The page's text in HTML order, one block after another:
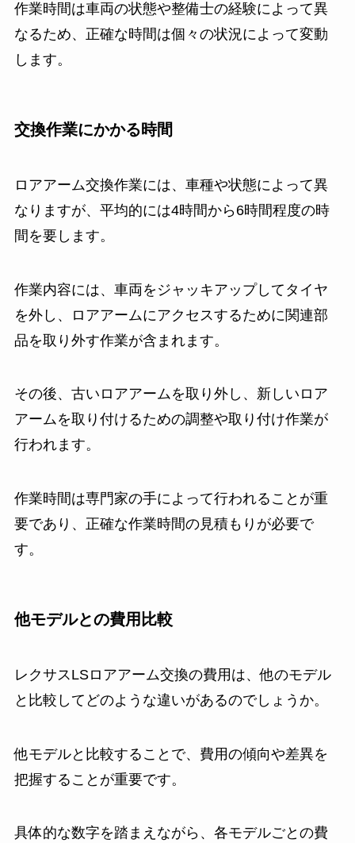
作業時間は車両の状態や整備士の経験によって異
なるため、正確な時間は個々の状況によって変動
します。
交換作業にかかる時間
ロアアーム交換作業には、車種や状態によって異
なりますが、平均的には4時間から6時間程度の時
間を要します。
作業内容には、車両をジャッキアップしてタイヤ
を外し、ロアアームにアクセスするために関連部
品を取り外す作業が含まれます。
その後、古いロアアームを取り外し、新しいロア
アームを取り付けるための調整や取り付け作業が
行われます。
作業時間は専門家の手によって行われることが重
要であり、正確な作業時間の見積もりが必要で
す。
他モデルとの費用比較
レクサスLSロアアーム交換の費用は、他のモデル
と比較してどのような違いがあるのでしょうか。
他モデルと比較することで、費用の傾向や差異を
把握することが重要です。
具体的な数字を踏まえながら、各モデルごとの費